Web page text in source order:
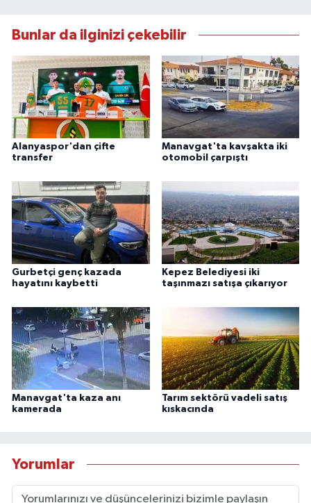
Bunlar da ilginizi çekebilir
Alanyaspor'dan çifte
transfer
Manavgat'ta kavşakta iki
otomobil çarpıştı
Gurbetçi genç kazada
hayatını kaybetti
Kepez Belediyesi iki
taşınmazı satışa çıkarıyor
Manavgat'ta kaza anı
kamerada
Tarım sektörü vadeli satış
kıskacında
Yorumlar